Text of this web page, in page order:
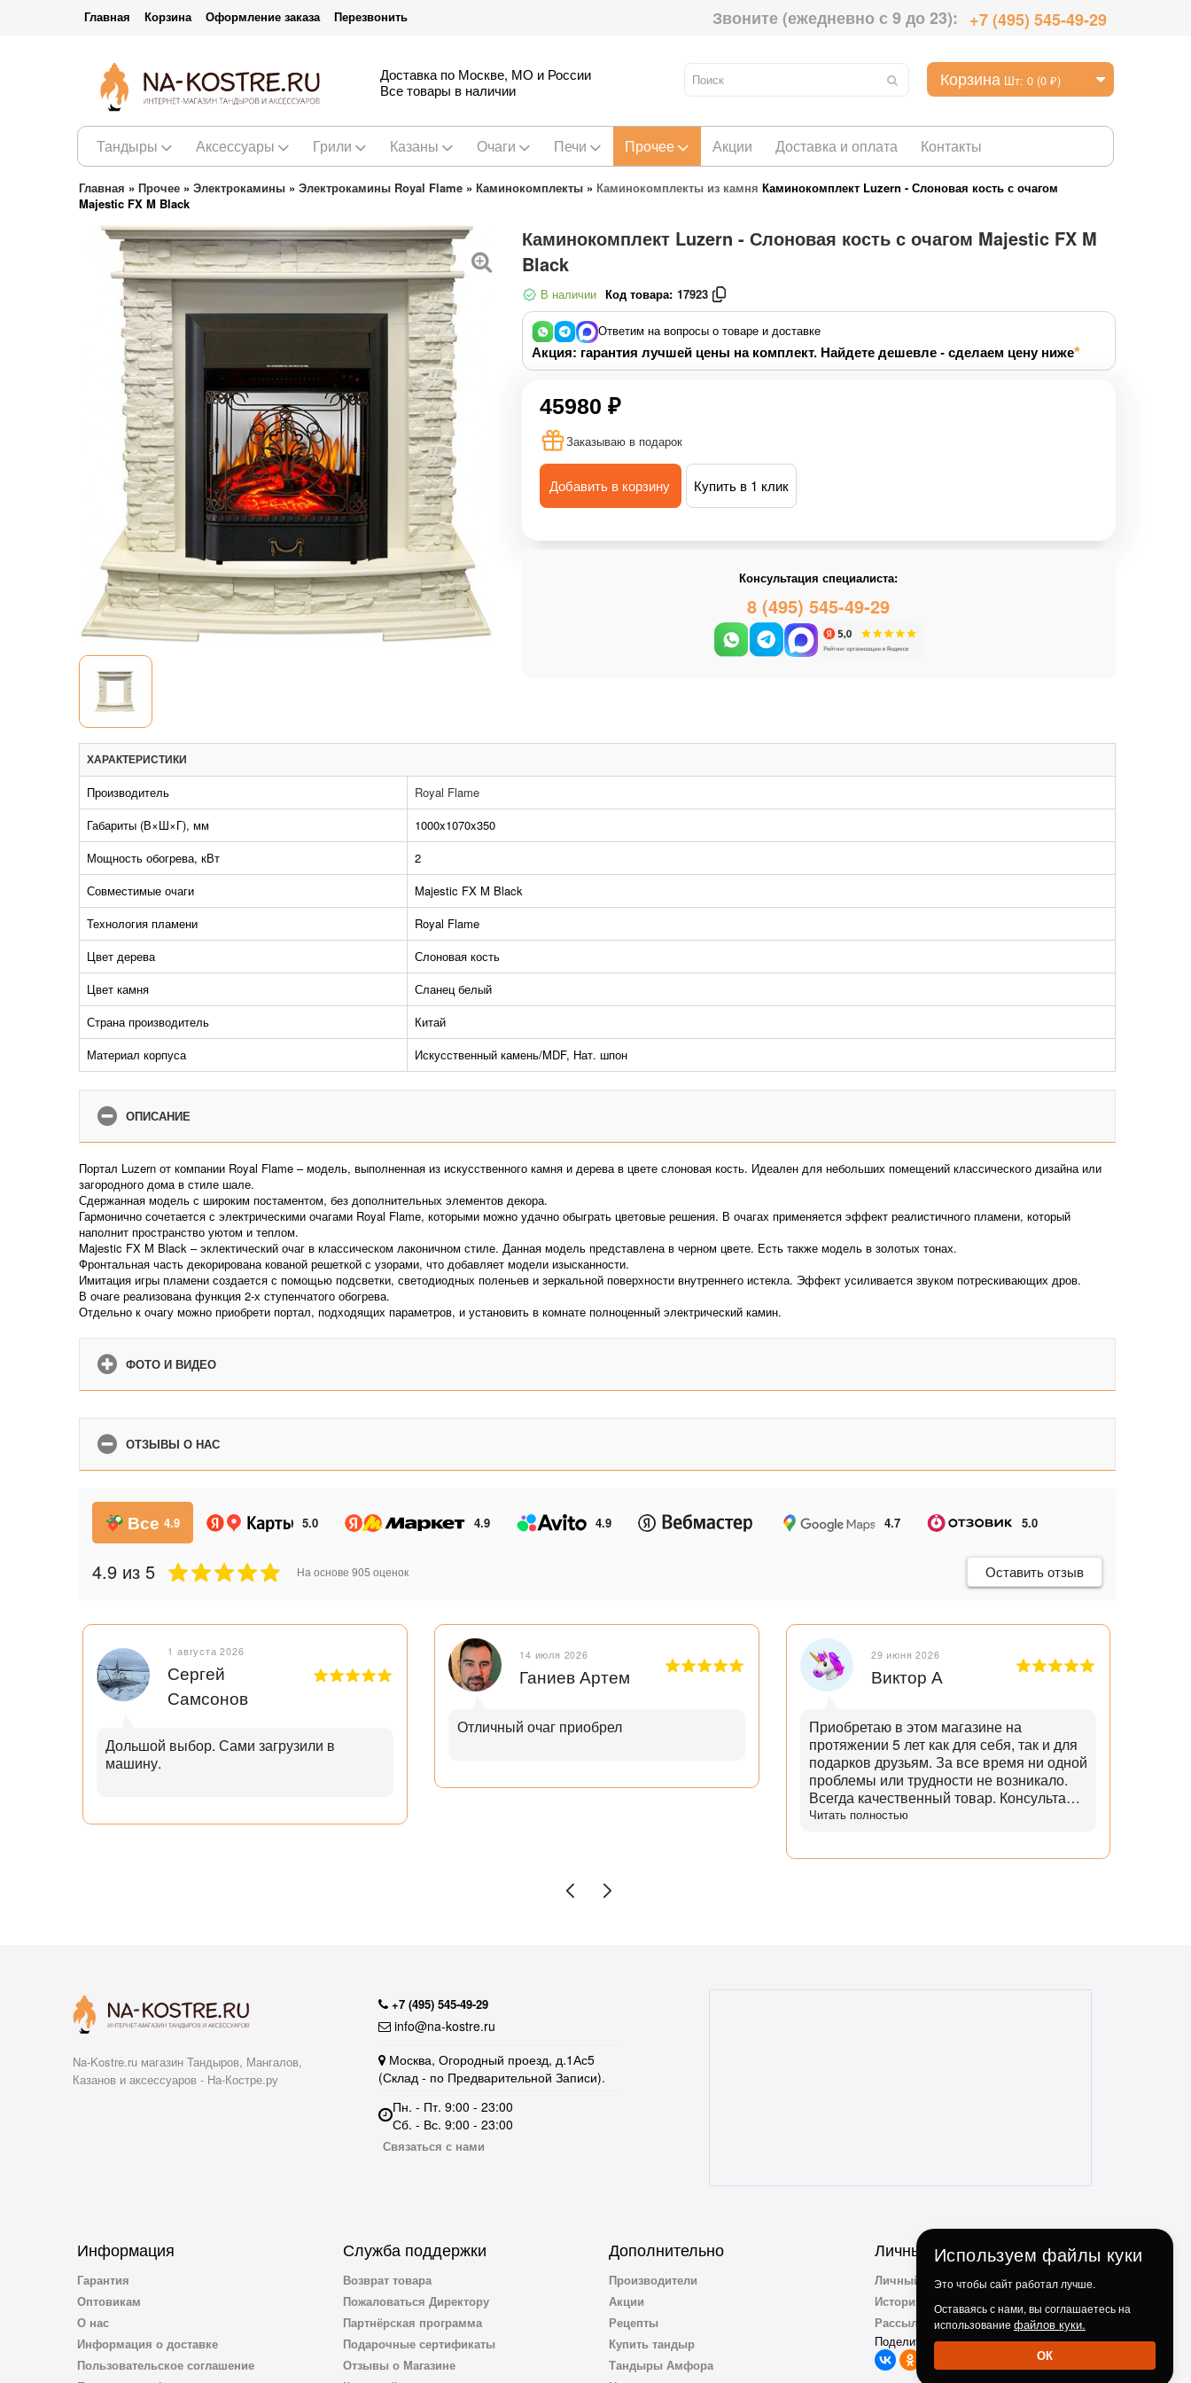
Главная Корзина Оформление заказа Перезвонить Звоните (ежедневно с 9 до 23): +7 (495) 545-49-29
Корзина Шт: 0 (0 ₽)
Доставка по Москве, МО и России
Все товары в наличии
Тандыры Аксессуары Грили Казаны Очаги Печи Прочее Акции Доставка и оплата Контакты
Главная » Прочее » Электрокамины » Электрокамины Royal Flame » Каминокомплекты » Каминокомплекты из камня Каминокомплект Luzern - Слоновая кость с очагом
Majestic FX M Black
Каминокомплект Luzern - Слоновая кость с очагом Majestic FX M
Black
В наличии Код товара: 17923
Ответим на вопросы о товаре и доставке
Акция: гарантия лучшей цены на комплект. Найдете дешевле - сделаем цену ниже
45980 ₽
Заказываю в подарок
Добавить в корзину Купить в 1 клик
Консультация специалиста:
8 (495) 545-49-29
ХАРАКТЕРИСТИКИ
Производитель
Royal Flame
Габариты (В×Ш×Г), мм
1000x1070x350
Мощность обогрева, кВт
2
Совместимые очаги
Majestic FX M Black
Технология пламени
Royal Flame
Цвет дерева
Слоновая кость
Цвет камня
Сланец белый
Страна производитель
Китай
Материал корпуса
Искусственный камень/MDF, Нат. шпон
ОПИСАНИЕ
Портал Luzern от компании Royal Flame – модель, выполненная из искусственного камня и дерева в цвете слоновая кость. Идеален для небольших помещений классического дизайна или
загородного дома в стиле шале.
Сдержанная модель с широким постаментом, без дополнительных элементов декора.
Гармонично сочетается с электрическими очагами Royal Flame, которыми можно удачно обыграть цветовые решения. В очагах применяется эффект реалистичного пламени, который
наполнит пространство уютом и теплом.
Majestic FX M Black – эклектический очаг в классическом лаконичном стиле. Данная модель представлена в черном цвете. Есть также модель в золотых тонах.
Фронтальная часть декорирована кованой решеткой с узорами, что добавляет модели изысканности.
Имитация игры пламени создается с помощью подсветки, светодиодных поленьев и зеркальной поверхности внутреннего истекла. Эффект усиливается звуком потрескивающих дров.
В очаге реализована функция 2-х ступенчатого обогрева.
Отдельно к очагу можно приобрети портал, подходящих параметров, и установить в комнате полноценный электрический камин.
ФОТО И ВИДЕО
ОТЗЫВЫ О НАС
Все 4.9 5.0 4.9 4.9 4.7 5.0
4.9из 5 На основе 905 оценок Оставить отзыв
1 августа 2026
Сергей
Самсонов
Дольшой выбор. Сами загрузили в
машину.
14 июля 2026
Ганиев Артем
Отличный очаг приобрел
29 июня 2026
Виктор А
Приобретаю в этом магазине на
протяжении 5 лет как для себя, так и для
подарков друзьям. За все время ни одной
проблемы или трудности не возникало.
Всегда качественный товар. Консультант
помогает с выбором и советами. Советы
отзывчивые и опытные. Особенно
Читать полностью
Na-Kostre.ru магазин Тандыров, Мангалов,
Казанов и аксессуаров - На-Костре.ру
+7 (495) 545-49-29
info@na-kostre.ru
Москва, Огородный проезд, д.1Ас5
(Склад - по Предварительной Записи).
Пн. - Пт. 9:00 - 23:00
Сб. - Вс. 9:00 - 23:00
Связаться с нами
Информация
Гарантия
Оптовикам
О нас
Информация о доставке
Пользовательское соглашение
Служба поддержки
Возврат товара
Пожаловаться Директору
Партнёрская программа
Подарочные сертификаты
Отзывы о Магазине
Дополнительно
Производители
Акции
Рецепты
Купить тандыр
Тандыры Амфора
Личный Кабинет
Личный Кабинет
История заказов
Рассылка
Поделиться с друзьми:
Используем файлы куки
Это чтобы сайт работал лучше.
Оставаясь с нами, вы соглашаетесь на
использование файлов куки.
ОК